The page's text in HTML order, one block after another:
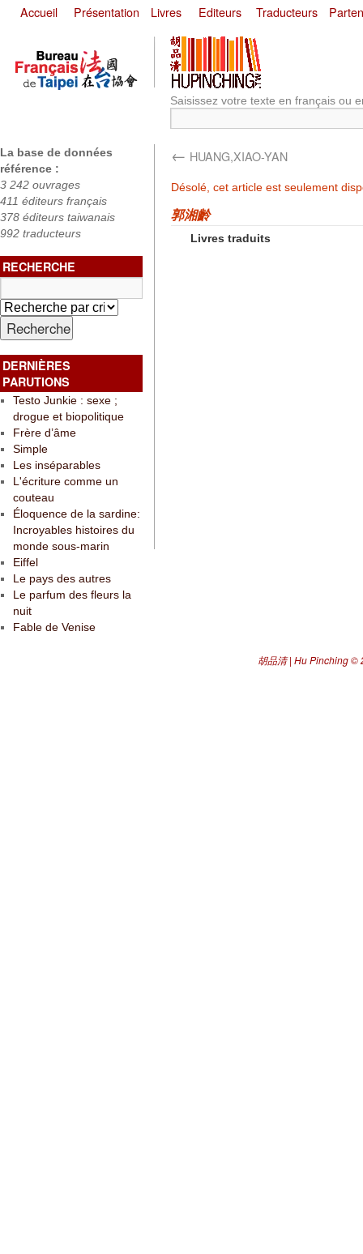
Accueil Présentation Livres Editeurs Traducteurs
Saisissez votre texte en français ou
La base de données
référence :
3 242 ouvrages
411 éditeurs français
378 éditeurs taiwanais
992 traducteurs
RECHERCHE
DERNIÈRES
PARUTIONS
Testo Junkie : sexe ;
drogue et biopolitique
Frère d’âme
Simple
Les inséparables
L'écriture comme un
couteau
Éloquence de la sardine:
Incroyables histoires du
monde sous-marin
Eiffel
Le pays des autres
Le parfum des fleurs la
nuit
Fable de Venise
← HUANG,XIAO-YAN
Désolé, cet article est seulement
郭湘齡
Livres traduits
胡品清 | Hu Pinching©